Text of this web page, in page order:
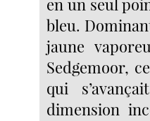
bleu.
jaune
Sedgemoor,
qui
dimension